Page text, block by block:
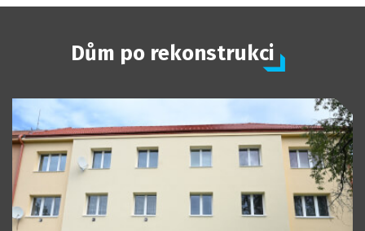
Dům po rekonstrukci